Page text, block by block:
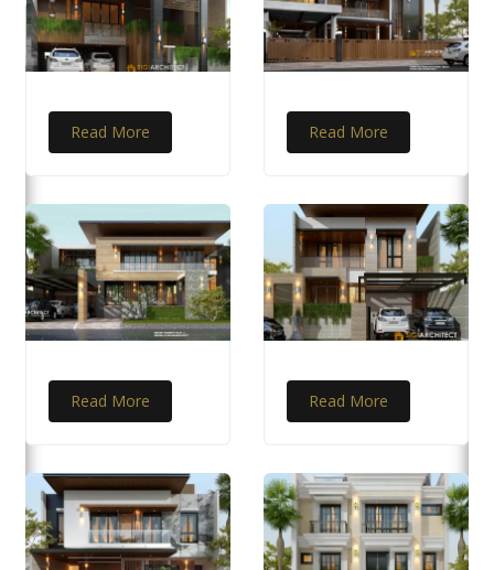
Read More Read More
Read More Read More